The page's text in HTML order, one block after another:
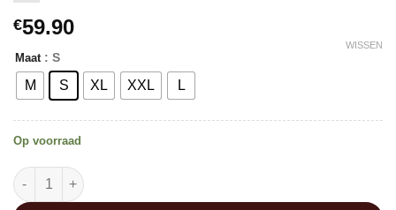
€59.90
Maat : S
M S XL XXL L
WISSEN
Op voorraad
Rood steampunk korset aantal